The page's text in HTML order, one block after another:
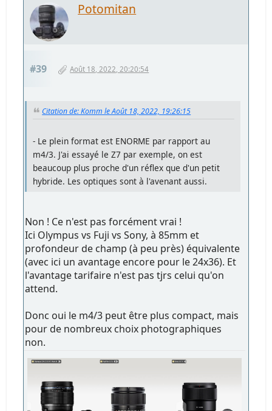
Potomitan
#39 Août 18, 2022, 20:20:54
Citation de: Komm le Août 18, 2022, 19:26:15
- Le plein format est ENORME par rapport au
m4/3. J'ai essayé le Z7 par exemple, on est
beaucoup plus proche d'un réflex que d'un petit
hybride. Les optiques sont à l'avenant aussi.
Non ! Ce n'est pas forcément vrai !
Ici Olympus vs Fuji vs Sony, à 85mm et
profondeur de champ (à peu près) équivalente
(avec ici un avantage encore pour le 24x36). Et
l'avantage tarifaire n'est pas tjrs celui qu'on
attend.
Donc oui le m4/3 peut être plus compact, mais
pour de nombreux choix photographiques
non.